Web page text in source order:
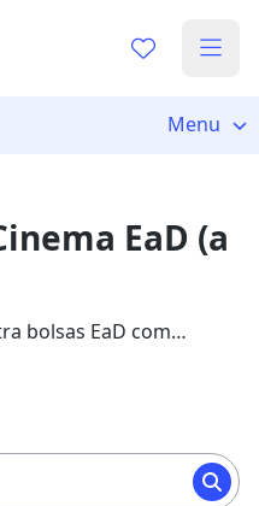
Menu
EaD (a
bolsas EaD com